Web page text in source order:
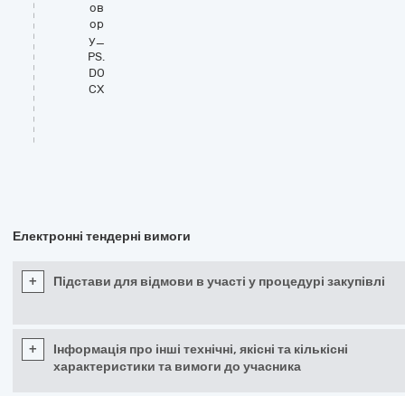
ов
ор
у_
PS.
DO
CX
Електронні тендерні вимоги
+ Підстави для відмови в участі у процедурі закупівлі
+
Інформація про інші технічні, якісні та кількісні
характеристики та вимоги до учасника